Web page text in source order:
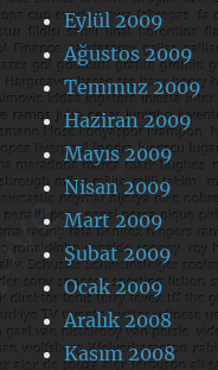
Eylül 2009
Ağustos 2009
Temmuz 2009
Haziran 2009
Mayıs 2009
Nisan 2009
Mart 2009
Şubat 2009
Ocak 2009
Aralık 2008
Kasım 2008